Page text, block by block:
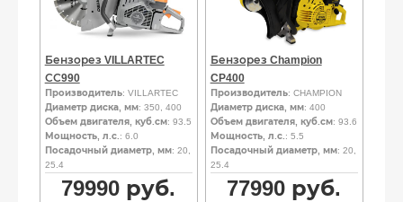
Бензорез VILLARTEC
СС990
Производитель: VILLARTEC
Диаметр диска, мм: 350, 400
Объем двигателя, куб.см: 93.5
Мощность, л.с. : 6.0
Посадочный диаметр, мм: 20,
25.4
79990 руб.
Бензорез Champion
CP400
Производитель: CHAMPION
Диаметр диска, мм: 400
Объем двигателя, куб.см: 93.6
Мощность, л.с. : 5.5
Посадочный диаметр, мм: 20,
25.4
77990 руб.